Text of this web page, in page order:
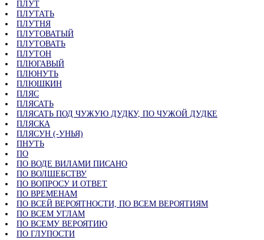
ПЛУТ
ПЛУТАТЬ
ПЛУТНЯ
ПЛУТОВАТЫЙ
ПЛУТОВАТЬ
ПЛУТОН
ПЛЮГАВЫЙ
ПЛЮНУТЬ
ПЛЮШКИН
ПЛЯС
ПЛЯСАТЬ
ПЛЯСАТЬ ПОД ЧУЖУЮ ДУДКУ, ПО ЧУЖОЙ ДУДКЕ
ПЛЯСКА
ПЛЯСУН (-УНЬЯ)
ПНУТЬ
ПО
ПО ВОДЕ ВИЛАМИ ПИСАНО
ПО ВОЛШЕБСТВУ
ПО ВОПРОСУ И ОТВЕТ
ПО ВРЕМЕНАМ
ПО ВСЕЙ ВЕРОЯТНОСТИ, ПО ВСЕМ ВЕРОЯТИЯМ
ПО ВСЕМ УГЛАМ
ПО ВСЕМУ ВЕРОЯТИЮ
ПО ГЛУПОСТИ